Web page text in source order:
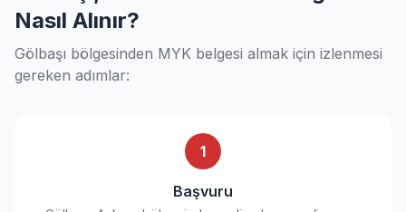
Nasıl Alınır?
Gölbaşı bölgesinden MYK belgesi almak için izlenmesi
gereken adımlar:
1
Başvuru